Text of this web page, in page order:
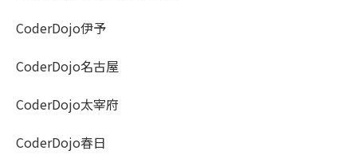
CoderDojo伊予
CoderDojo名古屋
CoderDojo太宰府
CoderDojo春日